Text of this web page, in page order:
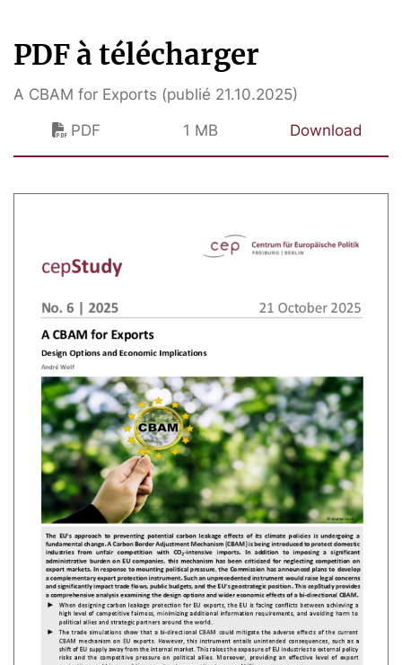
PDF à télécharger
A CBAM for Exports (publié 21.10.2025)
PDF
1 MB Download